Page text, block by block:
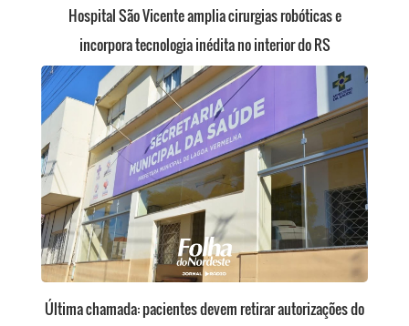
Hospital São Vicente amplia cirurgias robóticas e
incorpora tecnologia inédita no interior do RS
Última chamada: pacientes devem retirar autorizações do